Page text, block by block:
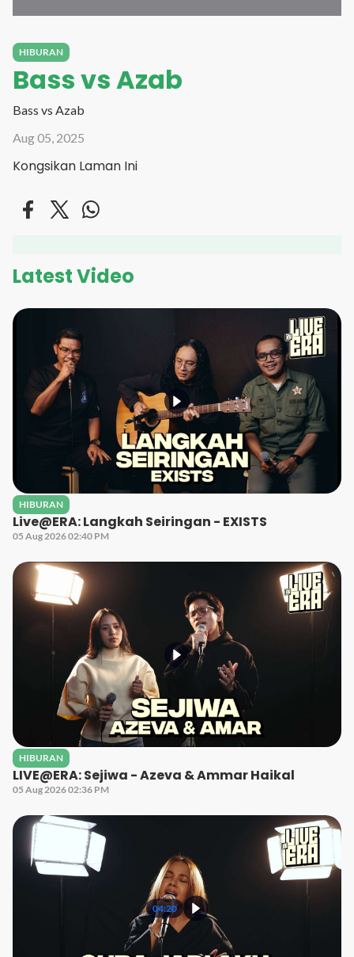
HIBURAN
Bass vs Azab
Bass vs Azab
Aug 05, 2025
Kongsikan Laman Ini
Latest Video
HIBURAN
Live@ERA: Langkah Seiringan - EXISTS
05 Aug 2026 02:40 PM
HIBURAN
LIVE@ERA: Sejiwa - Azeva & Ammar Haikal
05 Aug 2026 02:36 PM
04:20